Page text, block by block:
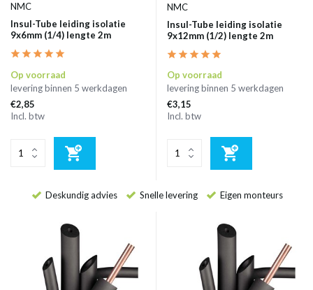
NMC
Insul-Tube leiding isolatie
9x6mm (1/4) lengte 2m
Op voorraad
levering binnen 5 werkdagen
€2,85
Incl. btw
NMC
Insul-Tube leiding isolatie
9x12mm (1/2) lengte 2m
Op voorraad
levering binnen 5 werkdagen
€3,15
Incl. btw
Deskundig advies Snelle levering Eigen monteurs